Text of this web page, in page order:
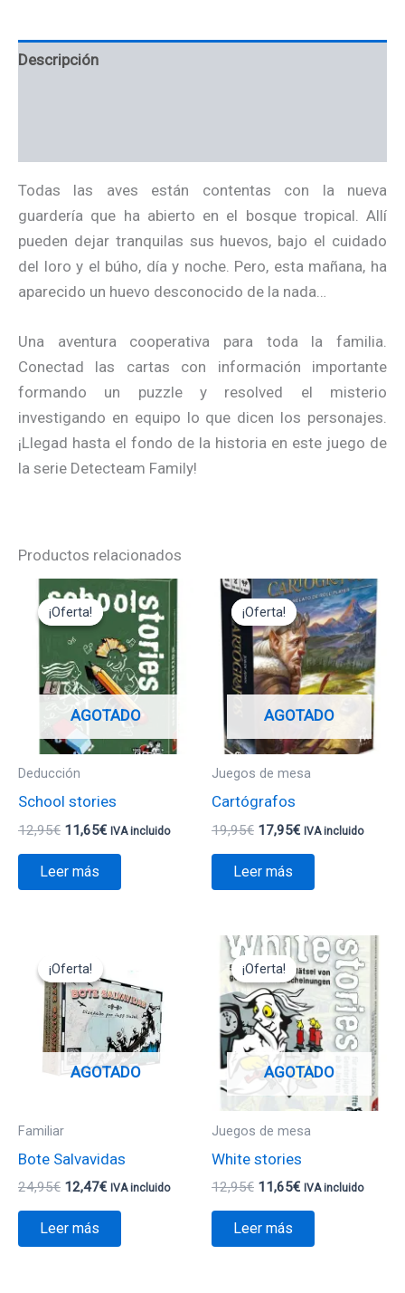
Descripción
Todas las aves están contentas con la nueva
guardería que ha abierto en el bosque tropical. Allí
pueden dejar tranquilas sus huevos, bajo el cuidado
del loro y el búho, día y noche. Pero, esta mañana, ha
aparecido un huevo desconocido de la nada…
Una aventura cooperativa para toda la familia.
Conectad las cartas con información importante
formando un puzzle y resolved el misterio
investigando en equipo lo que dicen los personajes.
¡Llegad hasta el fondo de la historia en este juego de
la serie Detecteam Family!
Productos relacionados
¡Oferta!
AGOTADO
¡Oferta!
Deducción
School stories
12,95€
precio
original
era:
12,95€.
11,65€
precio
actual
es:
11,65€.
IVA incluido
Leer más
¡Oferta!
AGOTADO
¡Oferta!
Juegos de mesa
Cartógrafos
19,95€
precio
original
era:
19,95€.
17,95€
El
precio
actual
es:
17,95€.
IVA incluido
Leer más
¡Oferta!
AGOTADO
¡Oferta!
Familiar
Bote Salvavidas
24,95€
precio
original
era:
24,95€.
12,47€
actual
es:
12,47€.
IVA incluido
Leer más
¡Oferta!
AGOTADO
¡Oferta!
Juegos de mesa
White stories
12,95€
El
precio
original
era:
12,95€.
11,65€
El
precio
actual
es:
11,65€.
IVA incluido
Leer más